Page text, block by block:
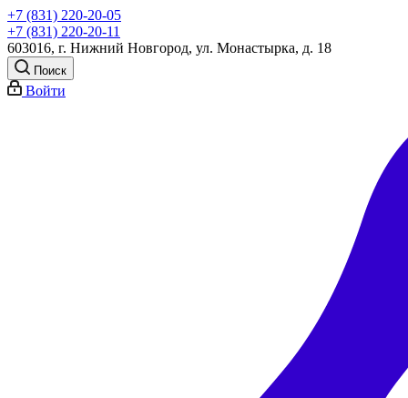
+7 (831) 220-20-05
+7 (831) 220-20-11
603016, г. Нижний Новгород, ул. Монастырка, д. 18
Поиск
Войти